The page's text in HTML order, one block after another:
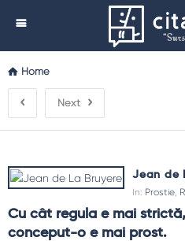
Home
Next
Jean de
In: Prostie,
Cu cât regula e mai
conceput-o e mai prost.